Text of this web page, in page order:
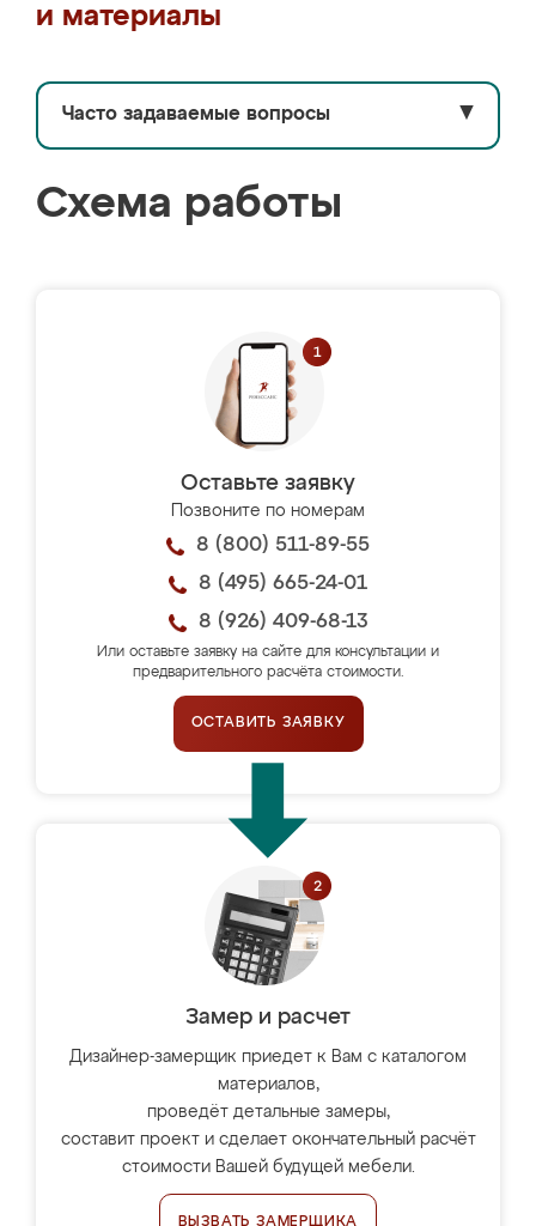
и материалы
Часто задаваемые вопросы ▼
Схема работы
Оставьте заявку
Позвоните по номерам
8 (800) 511-89-55
8 (495) 665-24-01
8 (926) 409-68-13
Или оставьте заявку на сайте для консультации и
предварительного расчёта стоимости.
ОСТАВИТЬ ЗАЯВКУ
Замер и расчет
Дизайнер-замерщик приедет к Вам с каталогом
материалов,
проведёт детальные замеры,
составит проект и сделает окончательный расчёт
стоимости Вашей будущей мебели.
ВЫЗВАТЬ ЗАМЕРЩИКА